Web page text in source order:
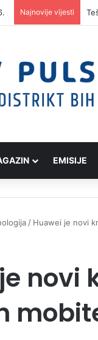
Najnovije vijesti
EMISIJE
/ Huawei je novi
novi